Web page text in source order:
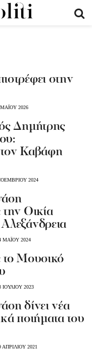
στην
2026
Δημήτρης
Καβάφη
2024
Οικία
ΜΑΪΟΥ 2024
το Μουσικό
ΙΟΥΛΙΟΥ 2023
δίνει νέα
ποιήματα του
ΑΠΡΙΛΙΟΥ 2021